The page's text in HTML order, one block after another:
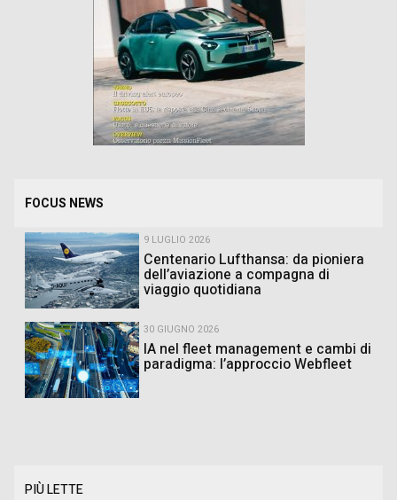
FOCUS NEWS
9 LUGLIO 2026
Centenario Lufthansa: da pioniera
dell’aviazione a compagna di
viaggio quotidiana
30 GIUGNO 2026
IA nel fleet management e cambi di
paradigma: l’approccio Webfleet
PIÙ LETTE